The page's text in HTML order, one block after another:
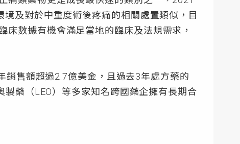
及對於中重度術後疼痛的相關處置類似，目
數據有機會滿足當地的臨床及法規需求，
銷售額超過2.7億美金，且過去3年處方藥的
藥（LEO）等多家知名跨國藥企擁有長期合